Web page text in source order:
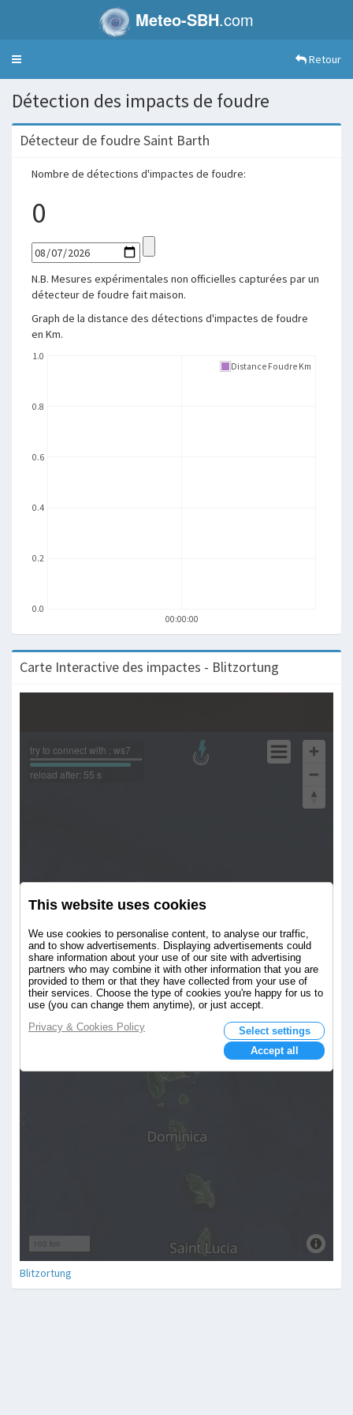
Meteo-SBH.com
Toggle
Retour
Détection des impacts de foudre
Détecteur de foudre Saint Barth
Nombre de détections d'impactes de foudre:
0
N.B. Mesures expérimentales non officielles capturées par un
détecteur de foudre fait maison.
Graph de la distance des détections d'impactes de foudre
en Km.
00:00:00
0.0
0.2
0.4
0.6
0.8
1.0
Distance Foudre Km
Carte Interactive des impactes - Blitzortung
Blitzortung